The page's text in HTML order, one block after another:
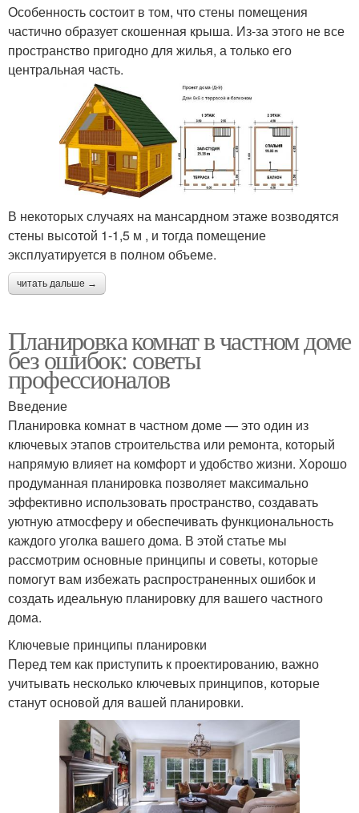
Особенность состоит в том, что стены помещения
частично образует скошенная крыша. Из-за этого не все
пространство пригодно для жилья, а только его
центральная часть.
В некоторых случаях на мансардном этаже возводятся
стены высотой 1-1,5 м , и тогда помещение
эксплуатируется в полном объеме.
читать дальше →
Планировка комнат в частном доме
без ошибок: советы
профессионалов
Введение
Планировка комнат в частном доме — это один из
ключевых этапов строительства или ремонта, который
напрямую влияет на комфорт и удобство жизни. Хорошо
продуманная планировка позволяет максимально
эффективно использовать пространство, создавать
уютную атмосферу и обеспечивать функциональность
каждого уголка вашего дома. В этой статье мы
рассмотрим основные принципы и советы, которые
помогут вам избежать распространенных ошибок и
создать идеальную планировку для вашего частного
дома.
Ключевые принципы планировки
Перед тем как приступить к проектированию, важно
учитывать несколько ключевых принципов, которые
станут основой для вашей планировки.